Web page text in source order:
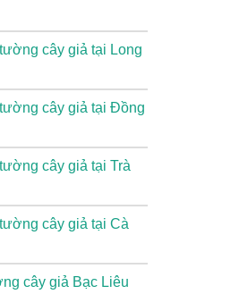
cây giả tại Long
cây giả tại Đồng
cây giả tại Trà
cây giả tại Cà
cây giả Bạc Liêu